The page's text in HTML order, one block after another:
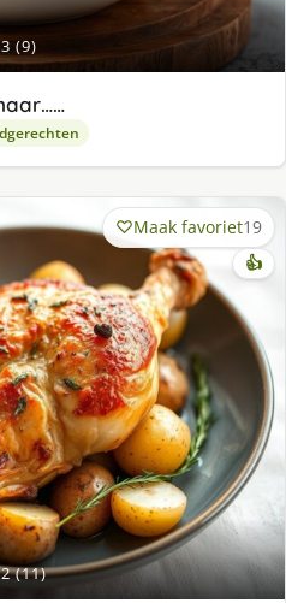
(9)
(11)
Maak favoriet19
👍